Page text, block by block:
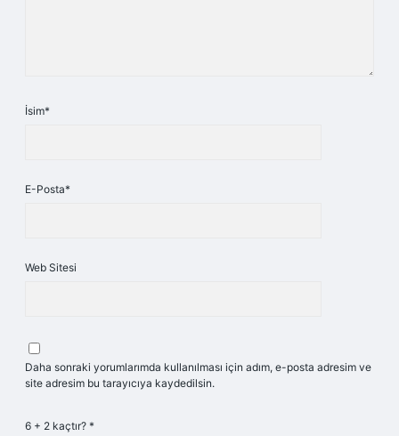
İsim*
E-Posta*
Web Sitesi
Daha sonraki yorumlarımda kullanılması için adım, e-posta adresim ve
site adresim bu tarayıcıya kaydedilsin.
6 + 2 kaçtır? *